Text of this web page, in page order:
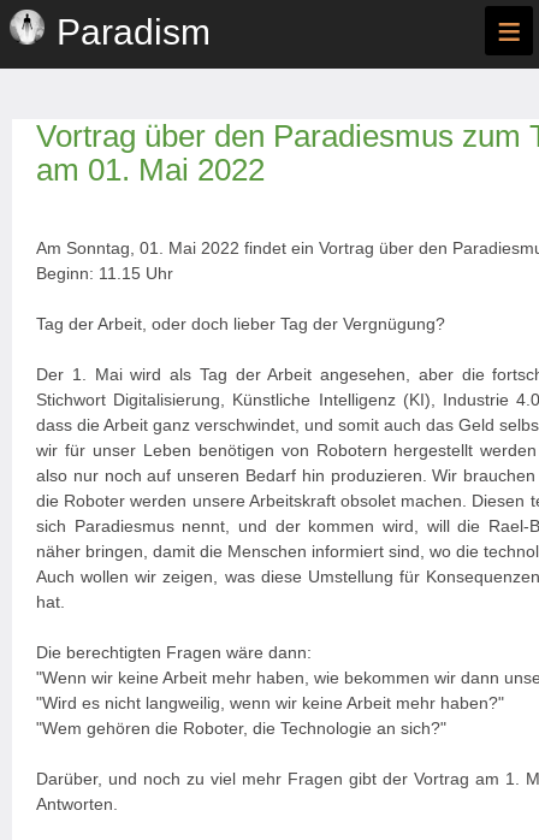
Paradism ≡
Vortrag über den Paradiesmus zum
am 01. Mai 2022
Am Sonntag, 01. Mai 2022 findet ein Vortrag über den
Beginn: 11.15 Uhr
Tag der Arbeit, oder doch lieber Tag der Vergnügung?
Der 1. Mai wird als Tag der Arbeit angesehen, aber die
Stichwort Digitalisierung, Künstliche Intelligenz (KI), Industrie
dass die Arbeit ganz verschwindet, und somit auch das Geld
wir für unser Leben benötigen von Robotern hergestellt
also nur noch auf unseren Bedarf hin produzieren. Wir
die Roboter werden unsere Arbeitskraft obsolet machen. Diesen
sich Paradiesmus nennt, und der kommen wird, will die Rael-
näher bringen, damit die Menschen informiert sind, wo die
Auch wollen wir zeigen, was diese Umstellung für
hat.
Die berechtigten Fragen wäre dann:
"Wenn wir keine Arbeit mehr haben, wie bekommen wir dann
"Wird es nicht langweilig, wenn wir keine Arbeit mehr haben?"
"Wem gehören die Roboter, die Technologie an sich?"
Darüber, und noch zu viel mehr Fragen gibt der Vortrag am 1.
Antworten.